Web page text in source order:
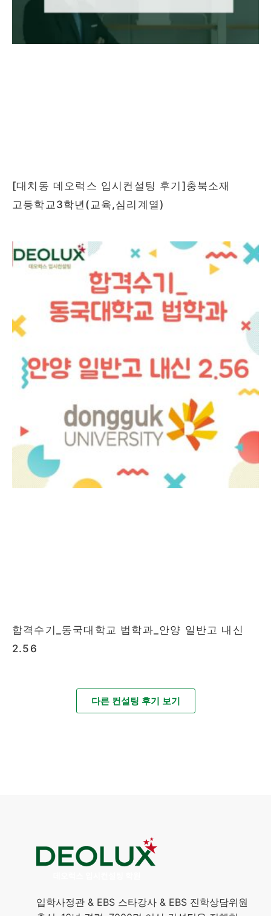
[대치동 데오럭스 입시컨설팅 후기]충북소재
고등학교3학년(교육,심리계열)
합격수기_동국대학교 법학과_안양 일반고 내신
2.56
다른 컨설팅 후기 보기
입학사정관 & EBS 스타강사 & EBS 진학상담위원